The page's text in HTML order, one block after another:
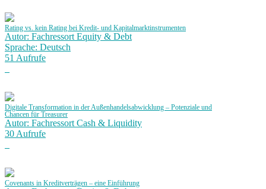
Rating vs. kein Rating bei Kredit- und Kapitalmarktinstrumenten
Autor: Fachressort Equity & Debt
Sprache: Deutsch
51 Aufrufe
Digitale Transformation in der Außenhandelsabwicklung – Potenziale und
Chancen für Treasurer
Autor: Fachressort Cash & Liquidity
30 Aufrufe
Covenants in Kreditverträgen – eine Einführung